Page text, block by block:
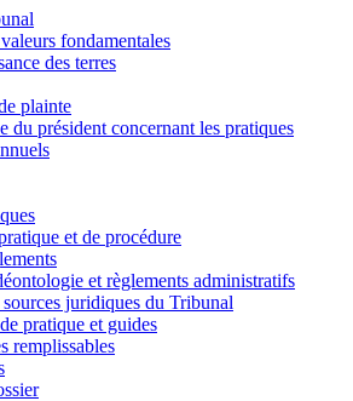
fondamentales
des terres
plainte
du président concernant les pratiques
et de procédure
et règlements administratifs
juridiques du Tribunal
pratique et guides
remplissables